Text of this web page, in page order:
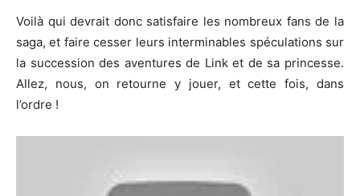
Voilà qui devrait donc satisfaire les nombreux fans de la
saga, et faire cesser leurs interminables spéculations sur
la succession des aventures de Link et de sa princesse.
Allez, nous, on retourne y jouer, et cette fois, dans
l’ordre !